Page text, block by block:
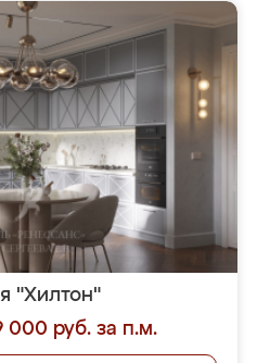
"Хилтон"
000 руб. за п.м.